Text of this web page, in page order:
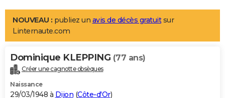
LIFESTYLE
Art de vivre
Bien-être
Loisirs
Mode
Modes de vie
Alimentation
Guide de la santé
Maladies
Médicaments
Sommeil
VOYAGE
Destinations
City break
Voyage nature
Voyage de noces
Forum
Climat
+PHOTO
NOUVEAU : publiez un avis de décès gratuitsur
Linternaute.com
Dominique KLEPPING (77 ans)
Créer une cagnotte obsèques
Naissance
29/03/1948 à Dijon (Côte-d'Or)